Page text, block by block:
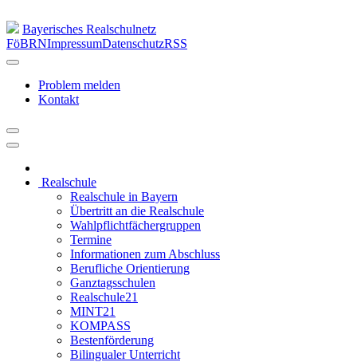
Bayerisches Realschulnetz
FöBRNImpressumDatenschutzRSS
Problem melden
Kontakt
Realschule
Realschule in Bayern
Übertritt an die Realschule
Wahlpflichtfächergruppen
Termine
Informationen zum Abschluss
Berufliche Orientierung
Ganztagsschulen
Realschule21
MINT21
KOMPASS
Bestenförderung
Bilingualer Unterricht